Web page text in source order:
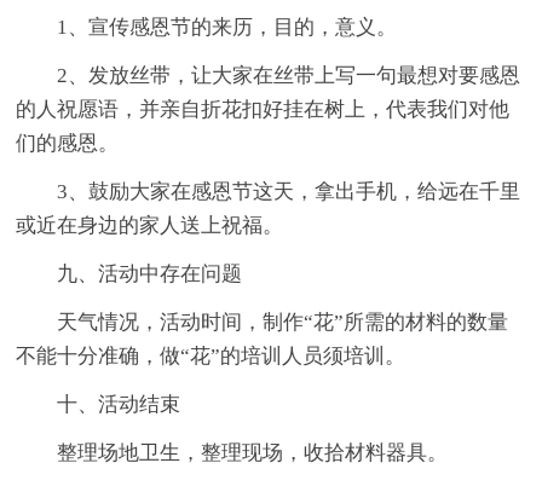
1、宣传感恩节的来历，目的，意义。
2、发放丝带，让大家在丝带上写一句最想对要感恩
的人祝愿语，并亲自折花扣好挂在树上，代表我们对他
们的感恩。
3、鼓励大家在感恩节这天，拿出手机，给远在千里
或近在身边的家人送上祝福。
九、活动中存在问题
天气情况，活动时间，制作“花”所需的材料的数量
不能十分准确，做“花”的培训人员须培训。
十、活动结束
整理场地卫生，整理现场，收拾材料器具。